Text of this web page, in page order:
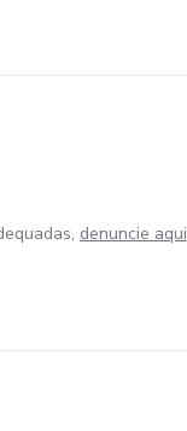
denuncie aqui